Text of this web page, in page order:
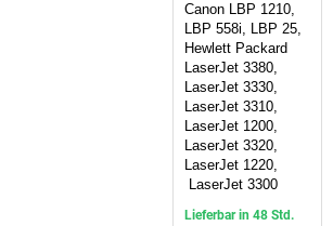
Canon LBP 1210,
LBP 558i, LBP 25,
Hewlett Packard
LaserJet 3380,
LaserJet 3330,
LaserJet 3310,
LaserJet 1200,
LaserJet 3320,
LaserJet 1220,
LaserJet 3300
Lieferbar in 48 Std.